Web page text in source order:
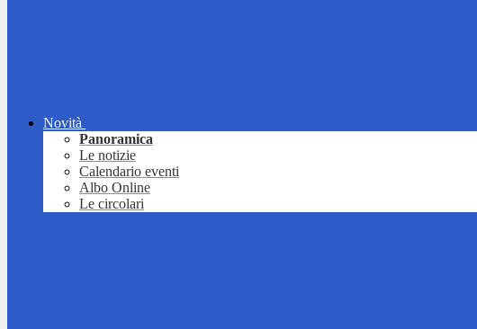
Novità
Panoramica
Le notizie
Calendario eventi
Albo Online
Le circolari